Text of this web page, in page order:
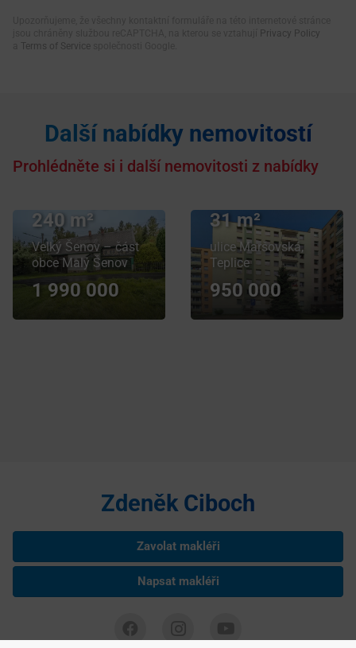
Privacy Policy
Terms of Service
Další nabídky nemovitostí
Prohlédněte si i další nemovitosti z nabídky
Prodej chaty
240 m²
Velký Šenov – část
obce Malý Šenov
1 990 000
Prodej bytu
garsoniéra
v osobním
31 m²
ulice Maršovská,
Teplice
950 000
Zdeněk Ciboch
Zavolat makléři
Napsat makléři